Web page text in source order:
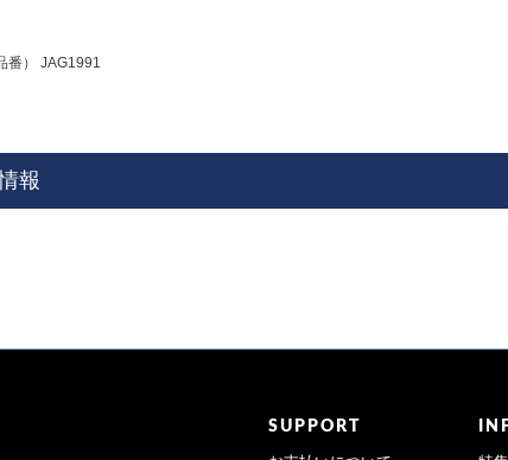
番） JAG1991
報
SUPPORT